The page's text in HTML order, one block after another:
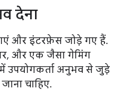
देना
और इंटरफ़ेस जोड़े गए हैं.
और एक जैसा गेमिंग
उपयोगकर्ता अनुभव से जुड़े
चाहिए.